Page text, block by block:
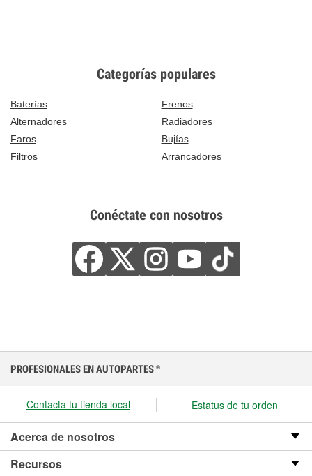
Categorías populares
Baterías
Frenos
Alternadores
Radiadores
Faros
Bujías
Filtros
Arrancadores
Conéctate con nosotros
PROFESIONALES EN AUTOPARTES ®
Contacta tu tienda local Estatus de tu orden
Acerca de nosotros
Recursos